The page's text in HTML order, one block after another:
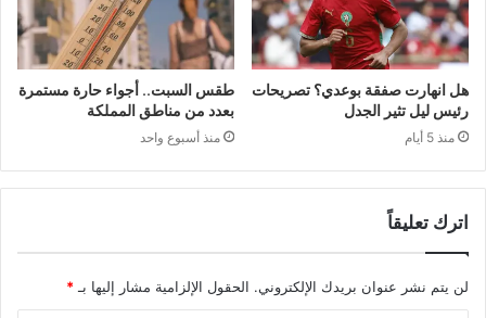
هل انهارت صفقة بوعدي؟ تصريحات
رئيس ليل تثير الجدل
منذ 5 أيام
طقس السبت.. أجواء حارة مستمرة
بعدد من مناطق المملكة
منذ أسبوع واحد
اترك تعليقاً
لن يتم نشر عنوان بريدك الإلكتروني. الحقول الإلزامية مشار إليها بـ*